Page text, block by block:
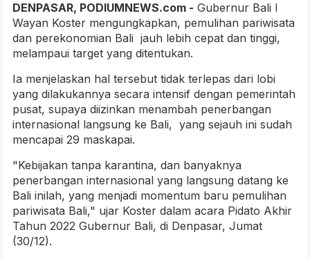
DENPASAR, PODIUMNEWS.com - Gubernur Bali I
Wayan Koster mengungkapkan, pemulihan pariwisata
dan perekonomian Bali jauh lebih cepat dan tinggi,
melampaui target yang ditentukan.
Ia menjelaskan hal tersebut tidak terlepas dari lobi
yang dilakukannya secara intensif dengan pemerintah
pusat, supaya diizinkan menambah penerbangan
internasional langsung ke Bali, yang sejauh ini sudah
mencapai 29 maskapai.
"Kebijakan tanpa karantina, dan banyaknya
penerbangan internasional yang langsung datang ke
Bali inilah, yang menjadi momentum baru pemulihan
pariwisata Bali," ujar Koster dalam acara Pidato Akhir
Tahun 2022 Gubernur Bali, di Denpasar, Jumat
(30/12).